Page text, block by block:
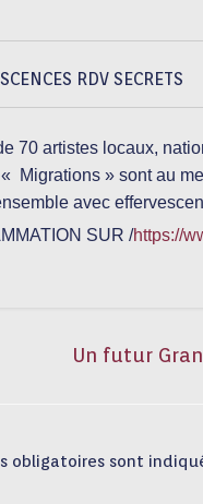
RDV SECRETS
70 artistes locaux,
Migrations » sont au
avec
SUR /https://
Un futur
obligatoires sont